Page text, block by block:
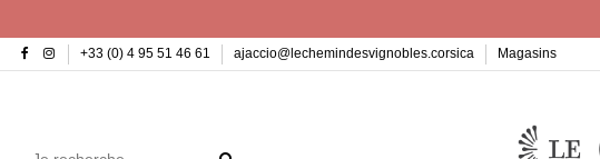
+33 (0) 4 95 51 46 61 ajaccio@lechemindesvignobles.corsica Magasins